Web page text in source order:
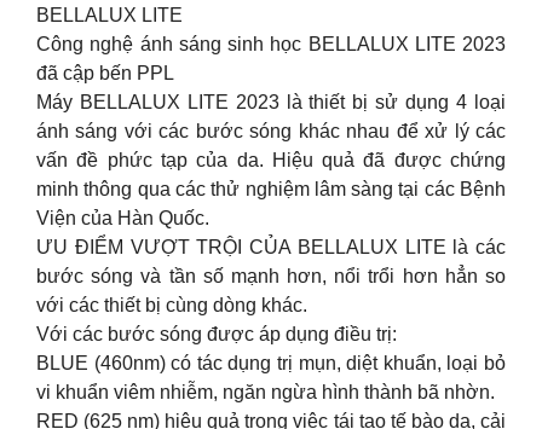
BELLALUX LITE
Công nghệ ánh sáng sinh học BELLALUX LITE 2023
đã cập bến PPL
Máy BELLALUX LITE 2023 là thiết bị sử dụng 4 loại
ánh sáng với các bước sóng khác nhau để xử lý các
vấn đề phức tạp của da. Hiệu quả đã được chứng
minh thông qua các thử nghiệm lâm sàng tại các Bệnh
Viện của Hàn Quốc.
ƯU ĐIỂM VƯỢT TRỘI CỦA BELLALUX LITE là các
bước sóng và tần số mạnh hơn, nổi trổi hơn hẳn so
với các thiết bị cùng dòng khác.
Với các bước sóng được áp dụng điều trị:
BLUE (460nm) có tác dụng trị mụn, diệt khuẩn, loại bỏ
vi khuẩn viêm nhiễm, ngăn ngừa hình thành bã nhờn.
RED (625 nm) hiệu quả trong việc tái tạo tế bào da, cải